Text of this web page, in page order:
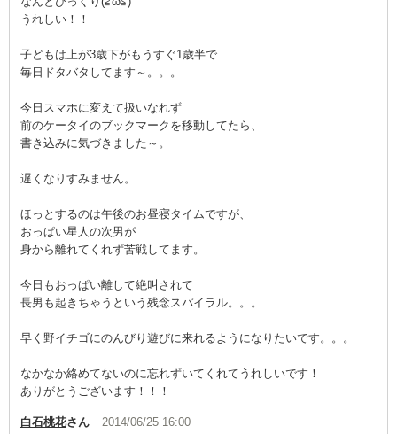
うれしい！！
子どもは上が3歳下がもうすぐ1歳半で
毎日ドタバタしてます～。。。
今日スマホに変えて扱いなれず
前のケータイのブックマークを移動してたら、
書き込みに気づきました～。
遅くなりすみません。
ほっとするのは午後のお昼寝タイムですが、
おっぱい星人の次男が
身から離れてくれず苦戦してます。
今日もおっぱい離して絶叫されて
長男も起きちゃうという残念スパイラル。。。
早く野イチゴにのんびり遊びに来れるようになりたいです。。。
なかなか絡めてないのに忘れずいてくれてうれしいです！
ありがとうございます！！！
白石桃花さん 2014/06/25 16:00